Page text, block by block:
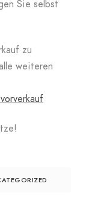
Sie selbst
zu
weiteren